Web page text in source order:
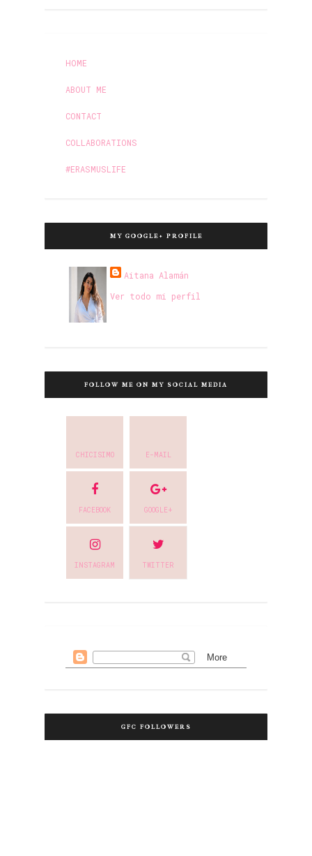
HOME
ABOUT ME
CONTACT
COLLABORATIONS
#ERASMUSLIFE
MY GOOGLE+ PROFILE
Aitana Alamán
Ver todo mi perfil
FOLLOW ME ON MY SOCIAL MEDIA
CHICISIMO E-MAIL
FACEBOOK GOOGLE+
INSTAGRAM TWITTER
GFC FOLLOWERS